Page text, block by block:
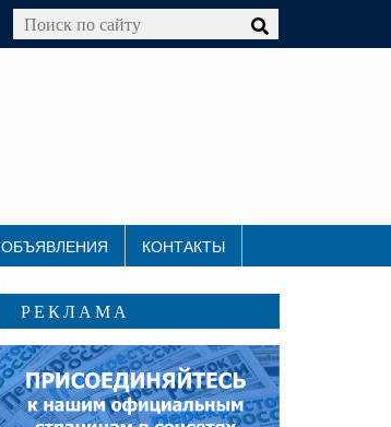
ОБЪЯВЛЕНИЯ КОНТАКТЫ
РЕКЛАМА